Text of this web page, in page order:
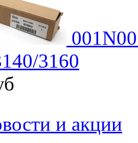
3160
и акции